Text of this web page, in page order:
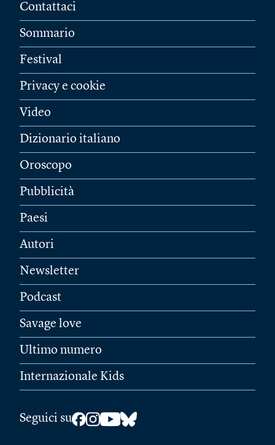
Contattaci
Sommario
Festival
Privacy e cookie
Video
Dizionario italiano
Oroscopo
Pubblicità
Paesi
Autori
Newsletter
Podcast
Savage love
Ultimo numero
Internazionale Kids
Seguici su